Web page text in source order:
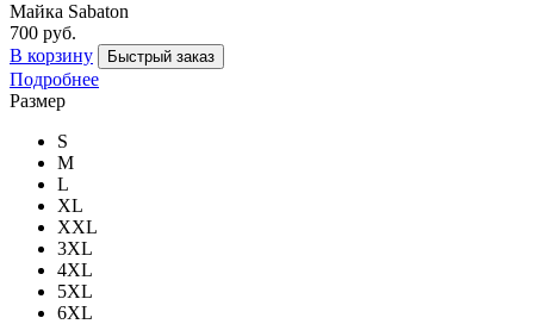
Майка Sabaton
700 руб.
В корзину
Быстрый заказ
Подробнее
Размер
S
M
L
XL
XXL
3XL
4XL
5XL
6XL